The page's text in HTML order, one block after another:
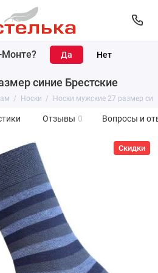
Монте?
синие Брестские
Носки Носки мужские 27 размер
Отзывы 0 Вопросы и
Скидки